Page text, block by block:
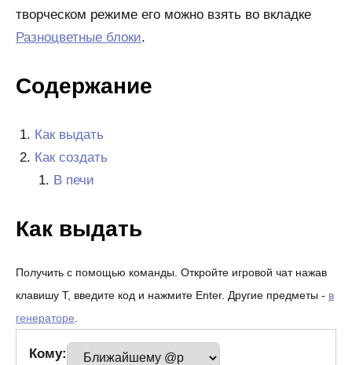
творческом режиме его можно взять во вкладке
Разноцветные блоки.
Содержание
Как выдать
Как создать
В печи
Как выдать
Получить с помощью команды. Откройте игровой чат нажав
клавишу T, введите код и нажмите Enter. Другие предметы - в
генераторе.
Кому: